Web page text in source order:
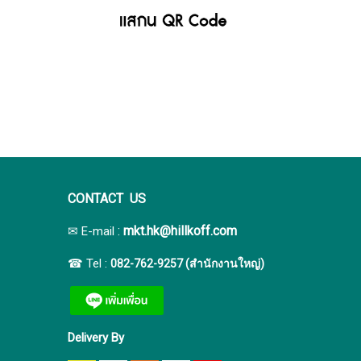
CONTACT US
✉ E-mail : mkt.hk@hillkoff.com
☎ Tel : 082-762-9257 (สำนักงานใหญ่)
Delivery By